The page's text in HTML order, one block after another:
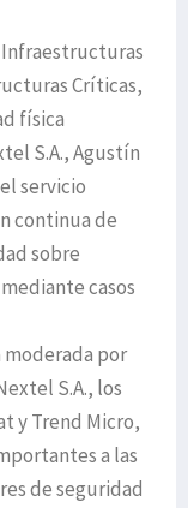
Críticas,
física
S.A., Agustín
servicio
continua de
sobre
casos
moderada por
S.A., los
y Trend Micro,
a las
de seguridad